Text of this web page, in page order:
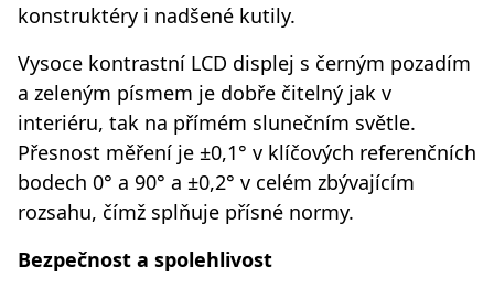
konstruktéry i nadšené kutily.
Vysoce kontrastní LCD displej s černým pozadím
a zeleným písmem je dobře čitelný jak v
interiéru, tak na přímém slunečním světle.
Přesnost měření je ±0,1° v klíčových referenčních
bodech 0° a 90° a ±0,2° v celém zbývajícím
rozsahu, čímž splňuje přísné normy.
Bezpečnost a spolehlivost